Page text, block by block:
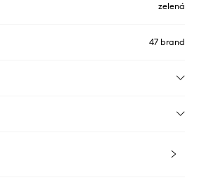
zelená
47 brand